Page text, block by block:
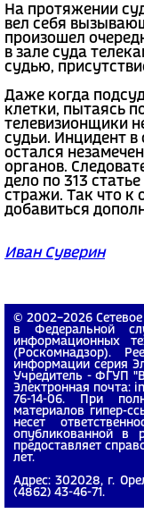
На протяжении
вел себя
произошел
в зале суда
судью,
Даже когда
клетки, пытаясь
телевизионщики
судьи. Инцидент в
остался
органов.
дело по 313
стражи. Так что к
добавиться
Иван Суверин
© 2002−2026 Сетевое
в Федеральной
информационных
(Роскомнадзор).
информации серия
Учредитель - ФГУП
Электронная почта:
76-14-06. При
материалов гипер-
несет
опубликованной в
предоставляет
лет.
Адрес: 302028, г.
(4862) 43-46-71.